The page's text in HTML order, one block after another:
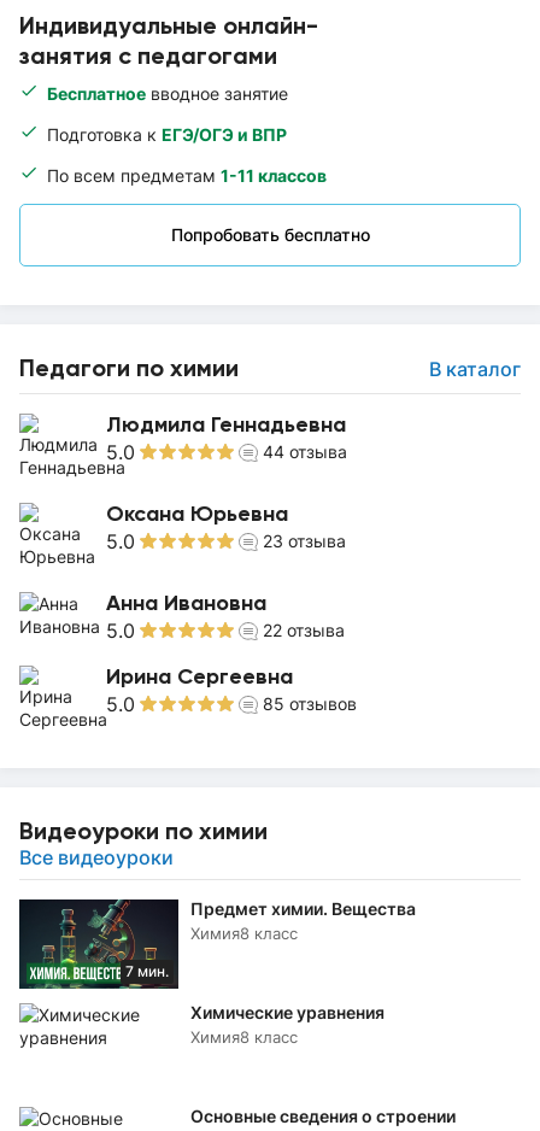
Индивидуальные онлайн-
занятия с педагогами
Бесплатное вводное занятие
Подготовка к ЕГЭ/ОГЭ и ВПР
По всем предметам 1-11 классов
Попробовать бесплатно
Педагоги по химии В каталог
Людмила Геннадьевна
5.0 44 отзыва
Оксана Юрьевна
5.0 23 отзыва
Анна Ивановна
5.0 22 отзыва
Ирина Сергеевна
5.0 85 отзывов
Видеоуроки по химии
Все видеоуроки
7 мин.
Предмет химии. Вещества
Химия8 класс
Химические уравнения
Химия8 класс
Основные сведения о строении